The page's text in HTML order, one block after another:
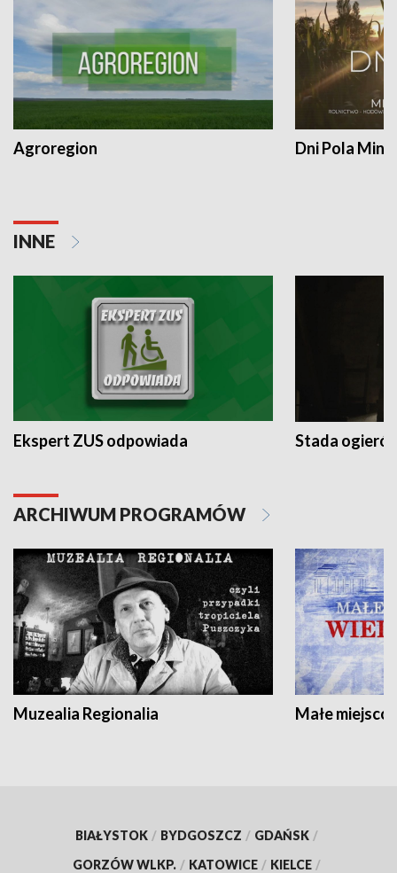
Agroregion Dni Pola
INNE
Ekspert ZUS odpowiada Stada
ARCHIWUM PROGRAMÓW
Muzealia Regionalia Małe
BIAŁYSTOK / BYDGOSZCZ / GDAŃSK /
GORZÓW WLKP. / KATOWICE / KIELCE /